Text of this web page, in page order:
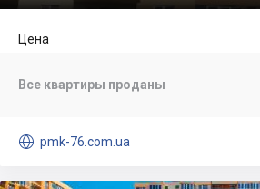
Цена
Все квартиры проданы
 pmk-76.com.ua